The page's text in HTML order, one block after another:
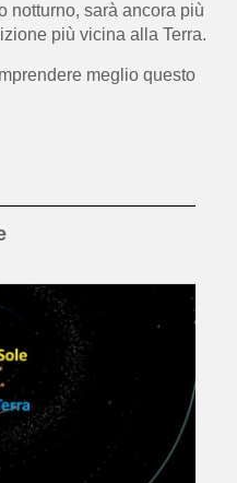
notturno, sarà ancora più
più vicina alla Terra.
meglio questo